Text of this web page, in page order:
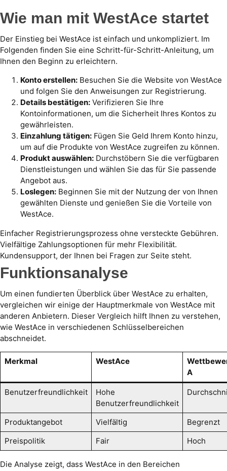
Wie man mit WestAce startet
Der Einstieg bei WestAce ist einfach und unkompliziert. Im
Folgenden finden Sie eine Schritt-für-Schritt-Anleitung, um
Ihnen den Beginn zu erleichtern.
Konto erstellen: Besuchen Sie die Website von WestAce
und folgen Sie den Anweisungen zur Registrierung.
Details bestätigen: Verifizieren Sie Ihre
Kontoinformationen, um die Sicherheit Ihres Kontos zu
gewährleisten.
Einzahlung tätigen: Fügen Sie Geld Ihrem Konto hinzu,
um auf die Produkte von WestAce zugreifen zu können.
Produkt auswählen: Durchstöbern Sie die verfügbaren
Dienstleistungen und wählen Sie das für Sie passende
Angebot aus.
Loslegen: Beginnen Sie mit der Nutzung der von Ihnen
gewählten Dienste und genießen Sie die Vorteile von
WestAce.
Einfacher Registrierungsprozess ohne versteckte Gebühren.
Vielfältige Zahlungsoptionen für mehr Flexibilität.
Kundensupport, der Ihnen bei Fragen zur Seite steht.
Funktionsanalyse
Um einen fundierten Überblick über WestAce zu erhalten,
vergleichen wir einige der Hauptmerkmale von WestAce mit
anderen Anbietern. Dieser Vergleich hilft Ihnen zu verstehen,
wie WestAce in verschiedenen Schlüsselbereichen
abschneidet.
Merkmal WestAce
A
Benutzerfreundlichkeit
Hohe
Benutzerfreundlichkeit
Produktangebot Vielfältig
Begrenzt
Preispolitik
Fair Hoch
Die Analyse zeigt, dass WestAce in den Bereichen